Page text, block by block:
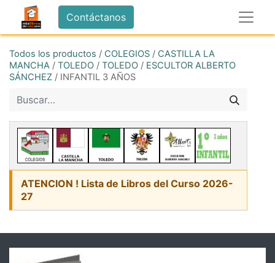
Contáctanos
Todos los productos / COLEGIOS / CASTILLA LA
MANCHA / TOLEDO / TOLEDO / ESCULTOR ALBERTO
SÁNCHEZ / INFANTIL 3 AÑOS
ATENCION ! Lista de Libros del Curso 2026-
27